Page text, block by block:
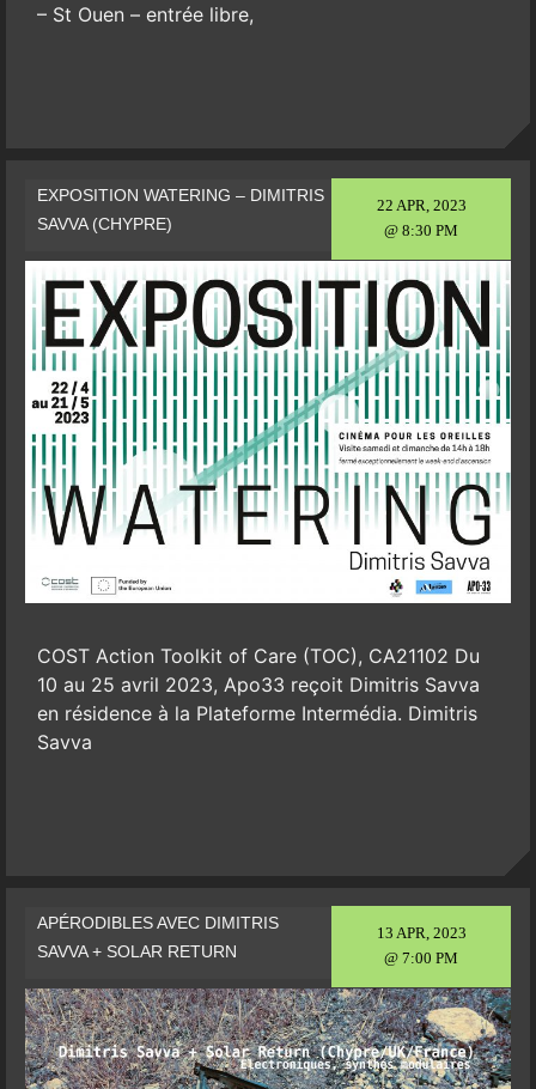
– St Ouen – entrée libre,
22 APR, 2023
@ 8:30 PM
EXPOSITION WATERING – DIMITRIS
SAVVA (CHYPRE)
COST Action Toolkit of Care (TOC), CA21102 Du
10 au 25 avril 2023, Apo33 reçoit Dimitris Savva
en résidence à la Plateforme Intermédia. Dimitris
Savva
13 APR, 2023
@ 7:00 PM
APÉRODIBLES AVEC DIMITRIS
SAVVA + SOLAR RETURN